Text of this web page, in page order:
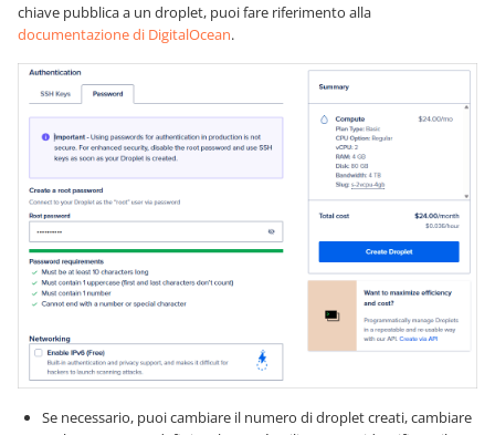
chiave pubblica a un droplet, puoi fare riferimento alla
documentazione di DigitalOcean.
Se necessario, puoi cambiare il numero di droplet creati, cambiare